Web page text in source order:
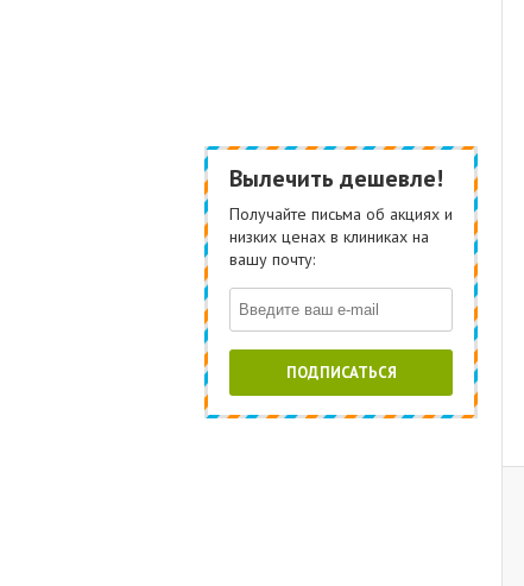
Вылечить дешевле!
Получайте письма об акциях и
низких ценах в клиниках на
вашу почту:
ПОДПИСАТЬСЯ